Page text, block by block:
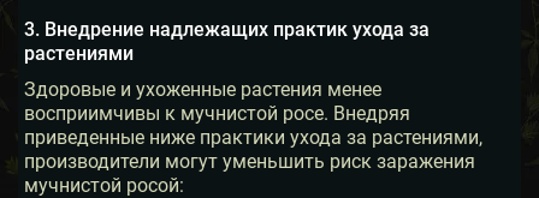
3. Внедрение надлежащих практик ухода за
растениями
Здоровые и ухоженные растения менее
восприимчивы к мучнистой росе. Внедряя
приведенные ниже практики ухода за растениями,
производители могут уменьшить риск заражения
мучнистой росой: